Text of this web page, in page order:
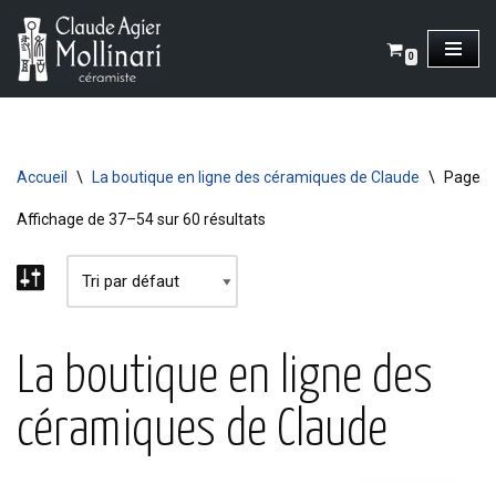
Aller
au
0
Accueil \ La boutique en ligne des céramiques de Claude \ Page 3
Affichage de 37–54 sur 60 résultats
La boutique en ligne des
céramiques de Claude